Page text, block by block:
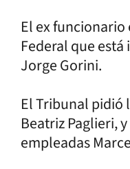
El ex funcionario
Federal que
Jorge Gorini.
El Tribunal pidió
Beatriz Paglieri,
empleadas